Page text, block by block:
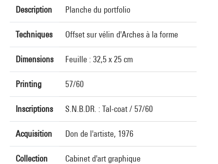
Description Planche du portfolio
Techniques Offset sur vélin d'Arches à la forme
Dimensions Feuille : 32,5 x 25 cm
Printing 57/60
Inscriptions S.N.B.DR. : Tal-coat / 57/60
Acquisition Don de l'artiste, 1976
Collection
Cabinet d'art graphique